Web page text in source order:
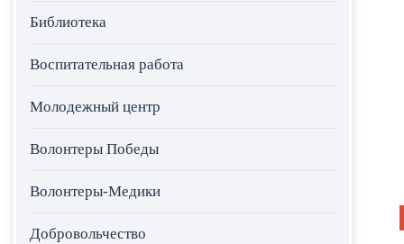
Библиотека
Воспитательная работа
Молодежный центр
Волонтеры Победы
Волонтеры-Медики
Добровольчество